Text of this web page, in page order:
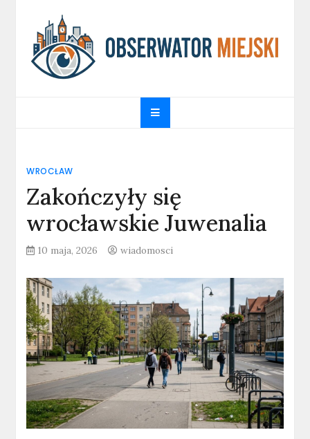
content
obserwatormiejski.pl
WROCŁAW
Zakończyły się
wrocławskie Juwenalia
10 maja, 2026 wiadomosci